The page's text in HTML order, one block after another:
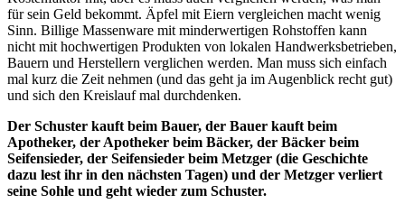
für sein Geld bekommt. Äpfel mit Eiern vergleichen macht wenig
Sinn. Billige Massenware mit minderwertigen Rohstoffen kann
nicht mit hochwertigen Produkten von lokalen Handwerksbetrieben,
Bauern und Herstellern verglichen werden. Man muss sich einfach
mal kurz die Zeit nehmen (und das geht ja im Augenblick recht gut)
und sich den Kreislauf mal durchdenken.
Der Schuster kauft beim Bauer, der Bauer kauft beim
Apotheker, der Apotheker beim Bäcker, der Bäcker beim
Seifensieder, der Seifensieder beim Metzger (die Geschichte
dazu lest ihr in den nächsten Tagen) und der Metzger verliert
seine Sohle und geht wieder zum Schuster.